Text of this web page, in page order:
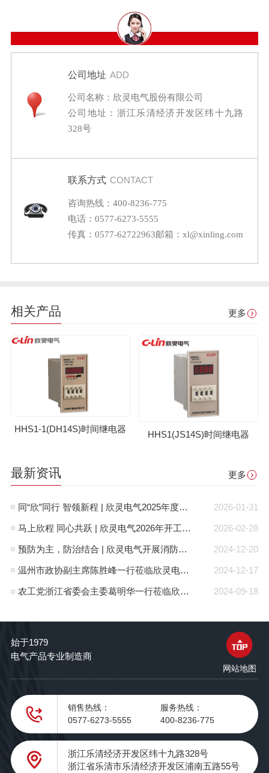
公司地址 ADD
公司名称：欣灵电气股份有限公司
公司地址：浙江乐清经济开发区纬十九路
328号
联系方式 CONTACT
咨询热线：400-8236-775
电话：0577-6273-5555
传真：0577-62722963邮箱：xl@xinling.com
相关产品 更多
HHS1-1(DH14S)时间继电器 HHS1(JS14S)时间继电器
最新资讯 更多
2026-01-31
同“欣”同行 智领新程 | 欣灵电气2025年度表彰总结大会暨新年酒会成功举办！
2026-02-28
马上欣程 同心共跃 | 欣灵电气2026年开工大吉！
2024-12-20
预防为主，防治结合 | 欣灵电气开展消防应急预案演练活动
2024-12-17
温州市政协副主席陈胜峰一行莅临欣灵电气调研指导
2024-09-18
农工党浙江省委会主委葛明华一行莅临欣灵电气考察调研
始于1979
电气产品专业制造商
网站地图
销售热线：
0577-6273-5555
服务热线：
400-8236-775
浙江乐清经济开发区纬十九路328号
浙江省乐清市乐清经济开发区浦南五路55号